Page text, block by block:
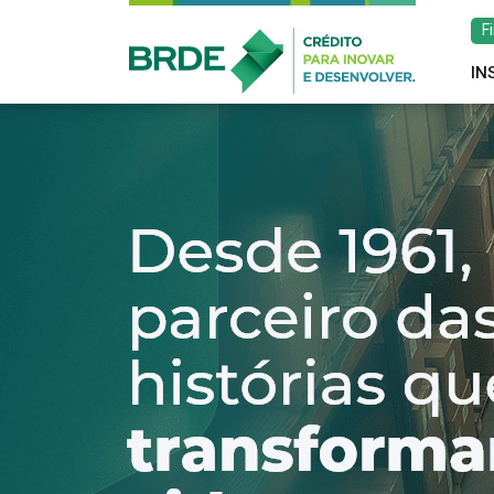
Estratégia de